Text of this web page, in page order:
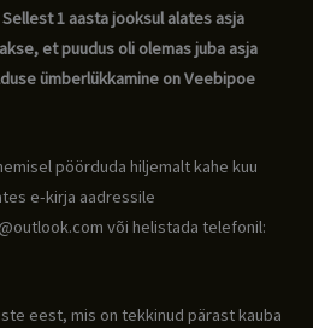
Sellest 1 aasta jooksul alates asja
et puudus oli olemas juba asja
ümberlükkamine on Veebipoe
pöörduda hiljemalt kahe kuu
e-kirja aadressile
või helistada telefonil:
eest, mis on tekkinud pärast kauba